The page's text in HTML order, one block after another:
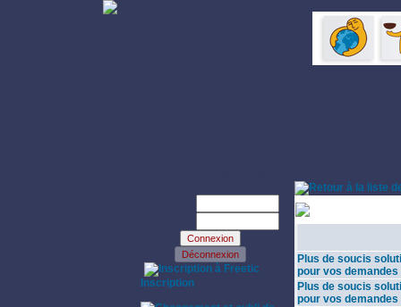
Inscription
Plus de soucis
pour vos demandes
Plus de soucis
pour vos demandes